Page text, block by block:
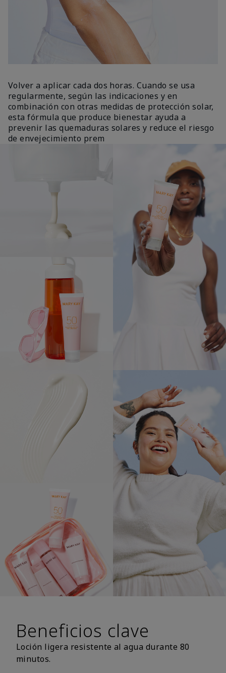
Volver a aplicar cada dos horas. Cuando se usa
regularmente, según las indicaciones y en
combinación con otras medidas de protección solar,
esta fórmula que produce bienestar ayuda a
prevenir las quemaduras solares y reduce el riesgo
de envejecimiento prem
Beneficios clave
Loción ligera resistente al agua durante 80
minutos.